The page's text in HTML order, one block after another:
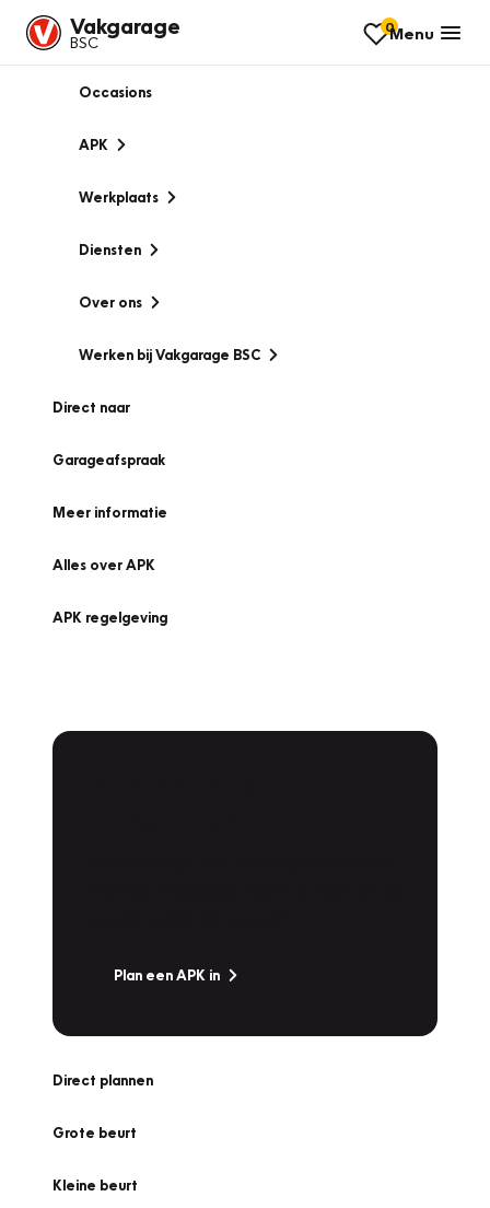
Vakgarage
BSC
0Menu
Occasions
APK
Werkplaats
Diensten
Over ons
Werken bij Vakgarage BSC
Direct naar
Garageafspraak
Meer informatie
Alles over APK
APK regelgeving
Plan een APK in
Direct plannen
Grote beurt
Kleine beurt